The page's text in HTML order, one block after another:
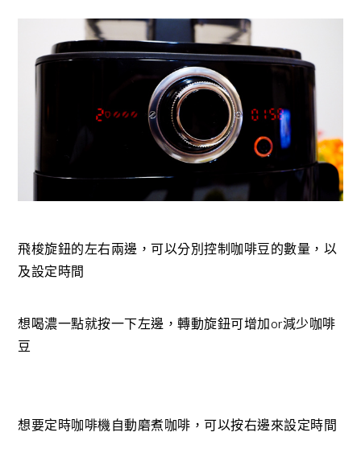
飛梭旋鈕的左右兩邊，可以分別控制咖啡豆的數量，以
及設定時間
想喝濃一點就按一下左邊，轉動旋鈕可增加or減少咖啡
豆
想要定時咖啡機自動磨煮咖啡，可以按右邊來設定時間